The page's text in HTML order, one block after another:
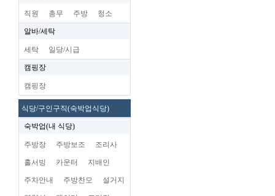
직원 총무 주방 청소
알바/세탁
세탁 일당/시급
캠핑장
캠핑장
식당/구인구직(숙박업식당)
숙박업(내 식당)
주방장 주방보조 조리사
홀서빙 카운터 지배인
주차안내 주방찬모 설거지